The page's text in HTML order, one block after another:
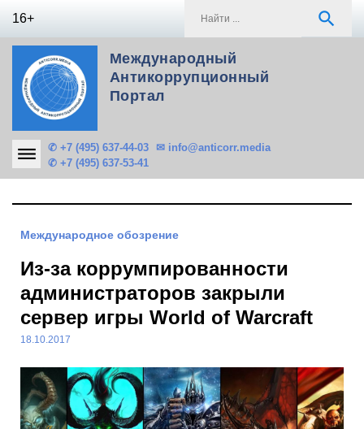
16+ search
Международный
Антикоррупционный
Портал
✆ +7 (495) 637-44-03
✆ +7 (495) 637-53-41
✉ info@anticorr.media
Международное обозрение
Из-за коррумпированности
администраторов закрыли
сервер игры World of Warcraft
18.10.2017